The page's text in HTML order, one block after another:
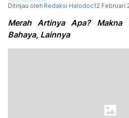
Ditinjau oleh Redaksi Halodoc12 Februari
Merah Artinya Apa? Makna
Bahaya, Lainnya